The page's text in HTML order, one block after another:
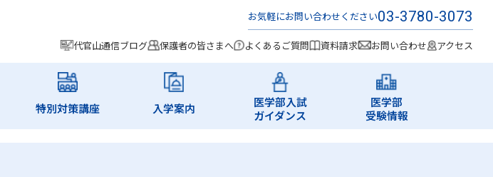
お気軽にお問い合わせください03-3780-3073
代官山通信ブログ 保護者の皆さまへ よくあるご質問 資料請求 お問い合わせ アクセス
特別対策講座 入学案内
医学部入試
ガイダンス
医学部
受験情報